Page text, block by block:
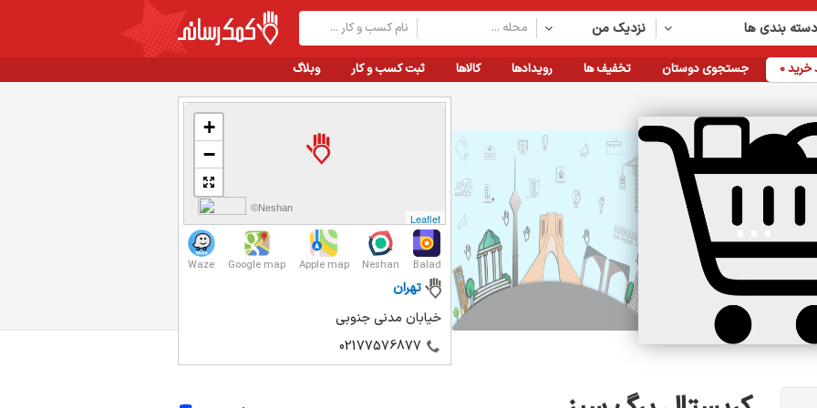
نزدیک من بندی ها
وبلاگ ثبت کسب و کار کالاها رویدادها تخفیف ها جستجوی دوستان خرید0
+
−
Leaflet
©Neshan
Balad
Neshan
Apple map
Google map
Waze
تهران
خیابان مدنی جنوبی
02177576877